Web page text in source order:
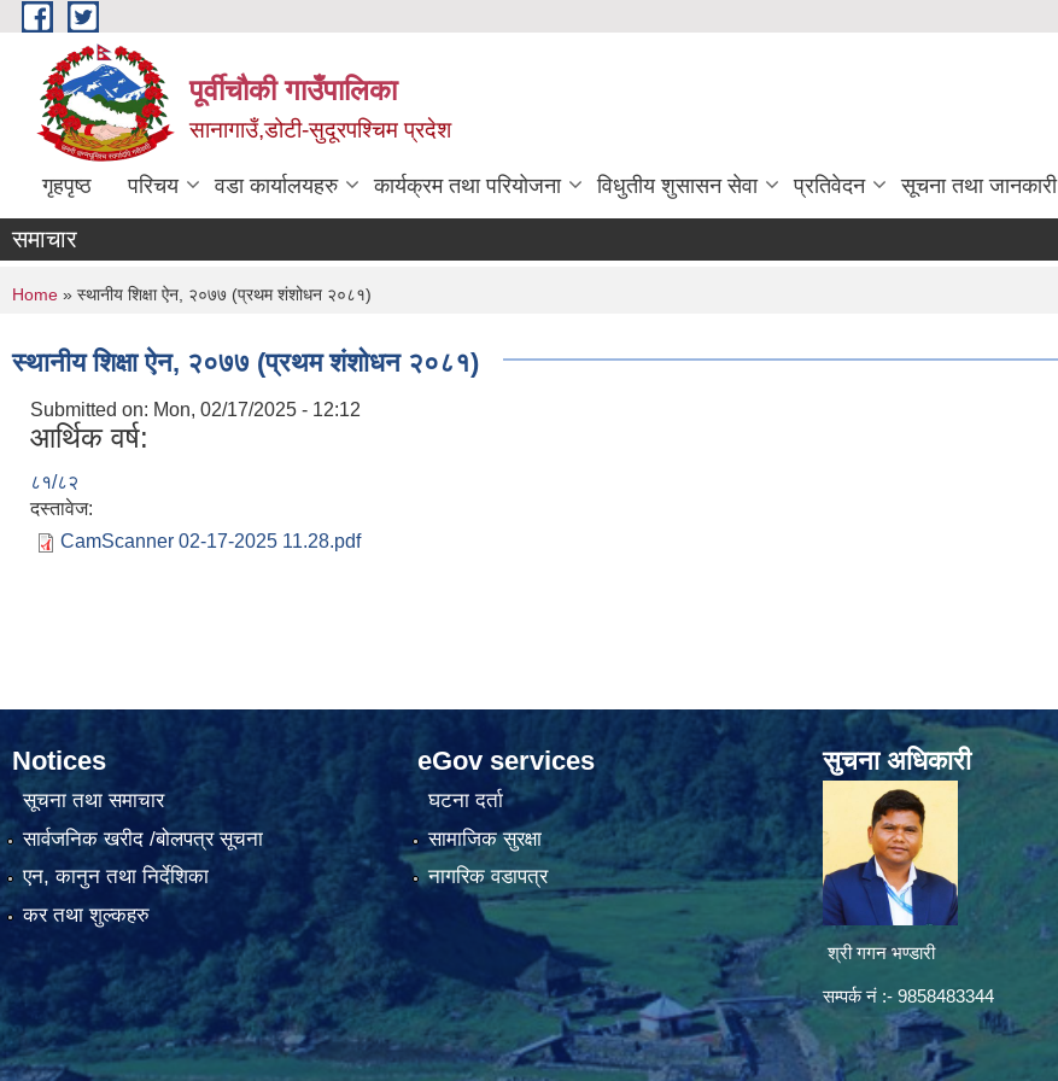
Skip to main content
पूर्वीचौकी गाउँपालिका
सानागाउँ,डोटी-सुदूरपश्चिम प्रदेश
गृहपृष्ठ परिचय वडा कार्यालयहरु कार्यक्रम तथा परियोजना विधुतीय शुसासन सेवा प्रतिवेदन सूचना तथा जानकारी
समाचार
You are here
Home » स्थानीय शिक्षा ऐन, २०७७ (प्रथम शंशोधन २०८१)
स्थानीय शिक्षा ऐन, २०७७ (प्रथम शंशोधन २०८१)
Submitted on: Mon, 02/17/2025 - 12:12
आर्थिक वर्ष:
८१/८२
दस्तावेज:
CamScanner 02-17-2025 11.28.pdf
Notices
सूचना तथा समाचार
सार्वजनिक खरीद /बोलपत्र सूचना
एन, कानुन तथा निर्देशिका
कर तथा शुल्कहरु
eGov services
घटना दर्ता
सामाजिक सुरक्षा
नागरिक वडापत्र
सुचना अधिकारी
श्री गगन भण्डारी
सम्पर्क नं :- 9858483344